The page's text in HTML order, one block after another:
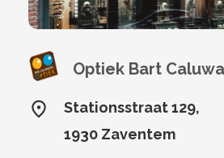
Optiek Bart
Stationsstraat 129,
1930 Zaventem